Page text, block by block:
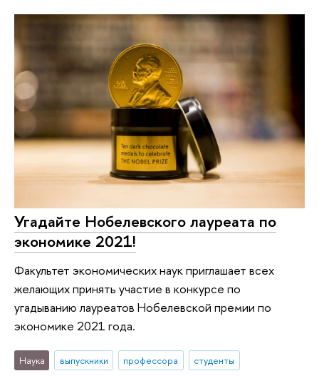
Угадайте Нобелевского лауреата по
экономике 2021!
Факультет экономических наук приглашает всех
желающих принять участие в конкурсе по
угадыванию лауреатов Нобелевской премии по
экономике 2021 года.
Наука выпускники профессора
студенты